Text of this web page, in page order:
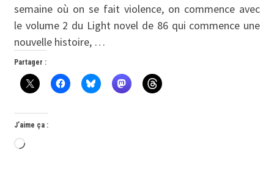
semaine où on se fait violence, on commence avec
le volume 2 du Light novel de 86 qui commence une
nouvelle histoire, …
Partager :
J’aime ça :
Chargement…